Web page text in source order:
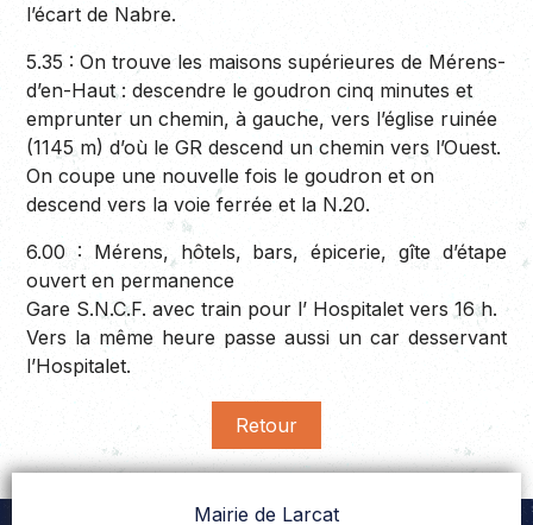
l’écart de Nabre.
5.35 : On trouve les maisons supérieures de Mérens-
d’en-Haut : descendre le goudron cinq minutes et
emprunter un chemin, à gauche, vers l’église ruinée
(1145 m) d’où le GR descend un chemin vers l’Ouest.
On coupe une nouvelle fois le goudron et on
descend vers la voie ferrée et la N.20.
6.00 : Mérens, hôtels, bars, épicerie, gîte d’étape
ouvert en permanence
Gare S.N.C.F. avec train pour l’ Hospitalet vers 16 h.
Vers la même heure passe aussi un car desservant
l’Hospitalet.
Retour
Mairie de Larcat